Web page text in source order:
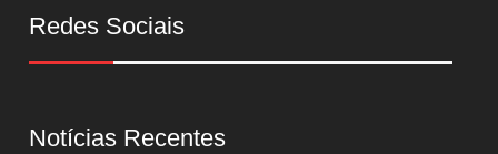
Redes Sociais
Notícias Recentes